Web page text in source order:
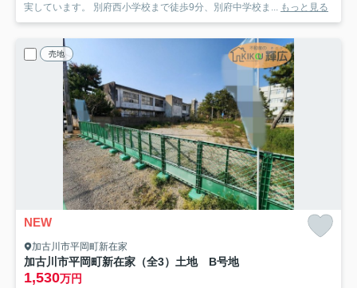
実しています。 別府西小学校まで徒歩9分、別府中学校ま... もっと見る
売地
NEW
加古川市平岡町新在家
加古川市平岡町新在家（全3）土地 B号地
1,530万円